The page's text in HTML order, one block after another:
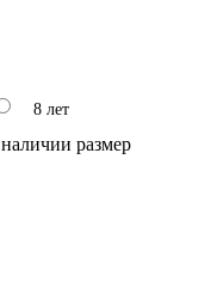
8 лет
размер